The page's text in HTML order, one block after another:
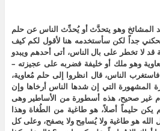
المشائخ وهو يتحدَّث أو يُحدِّث الناس عن حلم
جداً لكن سأستخدمه هنا لأقول لكم كيف
لا تخطر على بال الناس، أتى أحدهم ويبدو
وهو ملك أو خليفة فضربه على عجيزته –
الناس، قال انظروا إلى حلم مُعاوية،
المشهورة التي إن شدها الناس أرخاها وإن
غير صحيح، هذه أسطورة من الأساطير وهى
يكن حليماً أصلاً، هو طاغية من الطُغاة وهذا
هو طاغية ولا يُسامِح ولا يصفح، وعلى كل